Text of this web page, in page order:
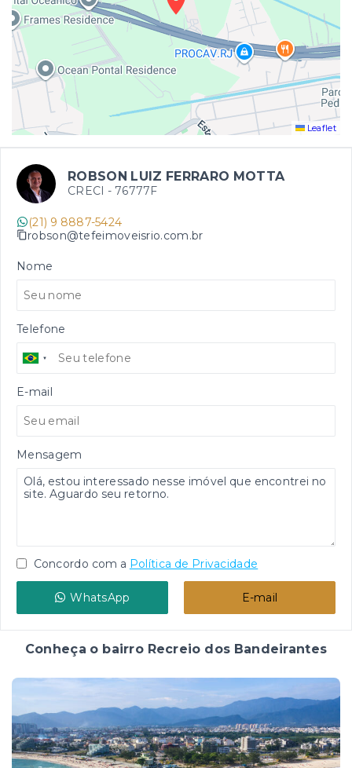
Leaflet
ROBSON LUIZ FERRARO MOTTA
CRECI - 76777F
(21) 9 8887-5424
robson@tefeimoveisrio.com.br
Nome
Telefone
E-mail
Mensagem
Concordo com a Política de Privacidade
WhatsApp E-mail
Conheça o bairro Recreio dos Bandeirantes